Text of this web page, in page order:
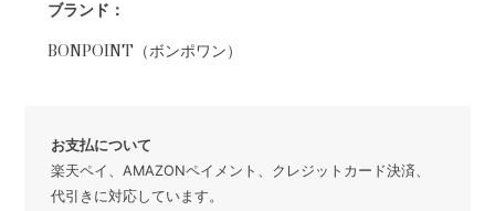
ブランド：
BONPOINT（ボンポワン）
お支払について
楽天ペイ、AMAZONペイメント、クレジットカード決済、
代引きに対応しています。